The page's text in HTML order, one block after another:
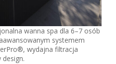
wanna spa dla 6–7 osób
systemem
wydajna filtracja